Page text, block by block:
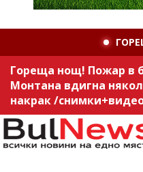
Гореща нощ! Пожар в
Монтана вдигна
накрак /